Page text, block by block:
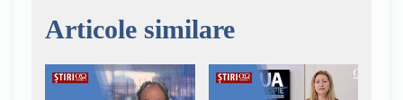
Articole similare